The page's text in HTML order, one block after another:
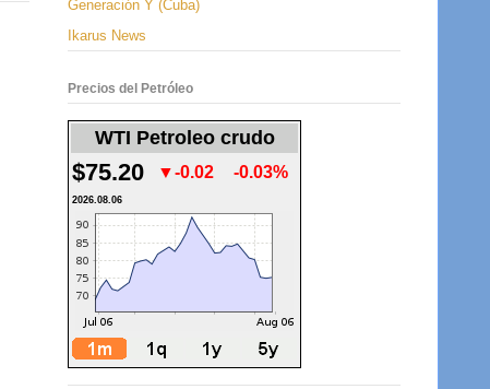
Generación Y (Cuba)
Ikarus News
Precios del Petróleo
WTI Petroleo crudo
$75.20 ▼-0.02 -0.03%
2026.08.06